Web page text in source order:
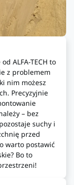
ALFA-TECH to
z problemem
nim możesz
Precyzyjnie
– bez
suchy i
przed
warto postawić
Bo to